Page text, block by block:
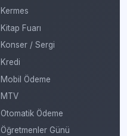
Kermes
Kitap Fuarı
Konser / Sergi
Kredi
Mobil Ödeme
MTV
Otomatik Ödeme
Öğretmenler Günü